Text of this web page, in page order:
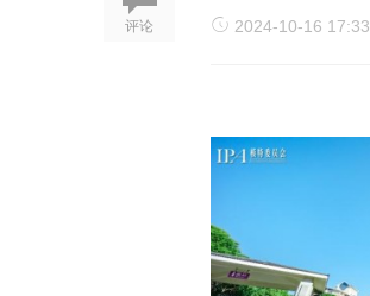
评论 2024-10-16 17:33